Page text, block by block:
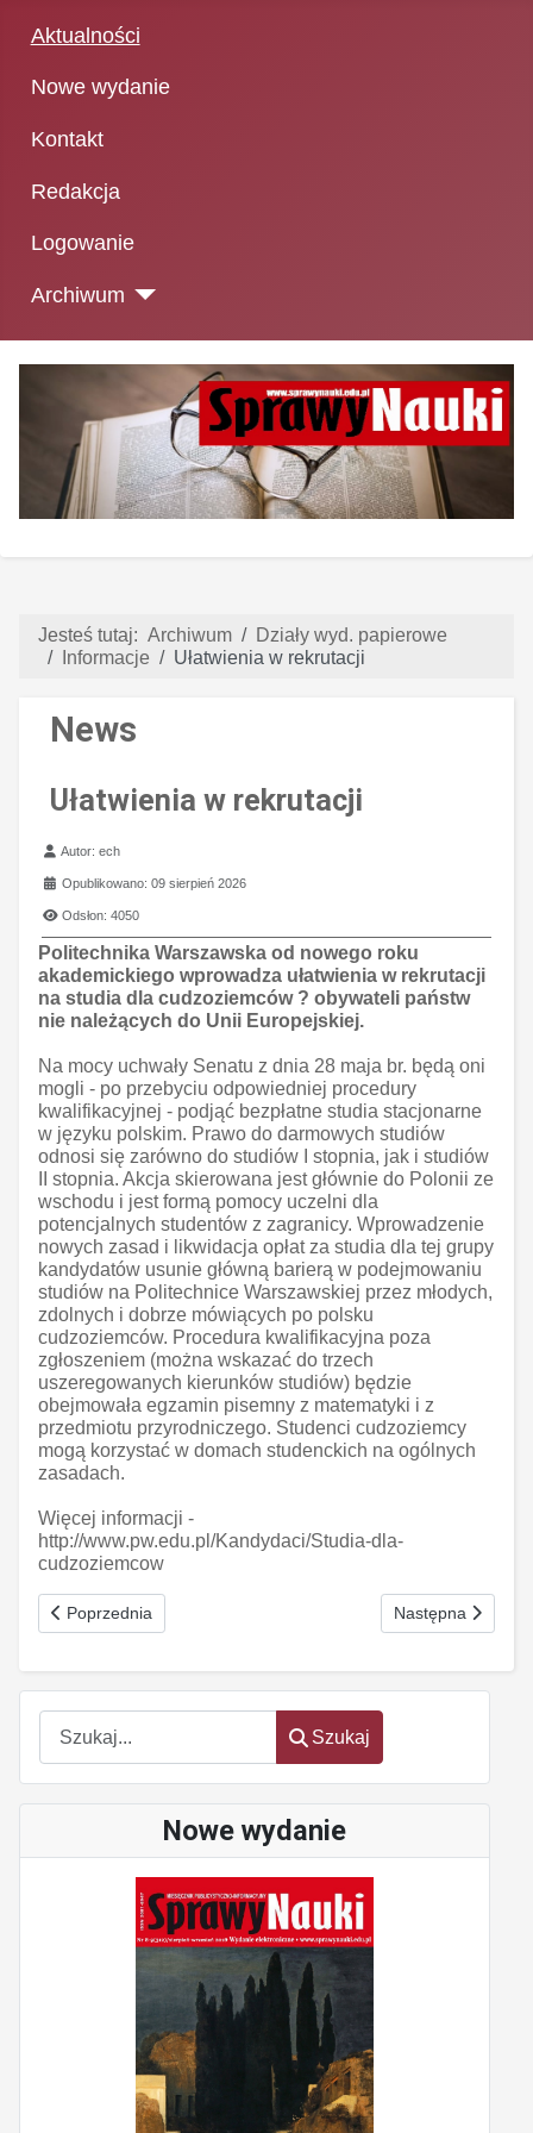
Aktualności
Nowe wydanie
Kontakt
Redakcja
Logowanie
Archiwum
Szukaj
Szukaj
Nowe wydanie
Jesteś tutaj: Archiwum
Działy wyd. papierowe
Informacje
Ułatwienia w rekrutacji
News
Ułatwienia w rekrutacji
Szczegóły
Autor:ech
Opublikowano: 09 sierpień 2026
Odsłon: 4050
Politechnika Warszawska od nowego roku
akademickiego wprowadza ułatwienia w rekrutacji
na studia dla cudzoziemców ? obywateli państw
nie należących do Unii Europejskiej.
Na mocy uchwały Senatu z dnia 28 maja br. będą oni
mogli - po przebyciu odpowiedniej procedury
kwalifikacyjnej - podjąć bezpłatne studia stacjonarne
w języku polskim. Prawo do darmowych studiów
odnosi się zarówno do studiów I stopnia, jak i studiów
II stopnia. Akcja skierowana jest głównie do Polonii ze
wschodu i jest formą pomocy uczelni dla
potencjalnych studentów z zagranicy. Wprowadzenie
nowych zasad i likwidacja opłat za studia dla tej grupy
kandydatów usunie główną barierą w podejmowaniu
studiów na Politechnice Warszawskiej przez młodych,
zdolnych i dobrze mówiących po polsku
cudzoziemców. Procedura kwalifikacyjna poza
zgłoszeniem (można wskazać do trzech
uszeregowanych kierunków studiów) będzie
obejmowała egzamin pisemny z matematyki i z
przedmiotu przyrodniczego. Studenci cudzoziemcy
mogą korzystać w domach studenckich na ogólnych
zasadach.
Więcej informacji -
http://www.pw.edu.pl/Kandydaci/Studia-dla-
cudzoziemcow
Poprzednia strona: Transformacje demokracji
Poprzednia Następna strona:
Następna